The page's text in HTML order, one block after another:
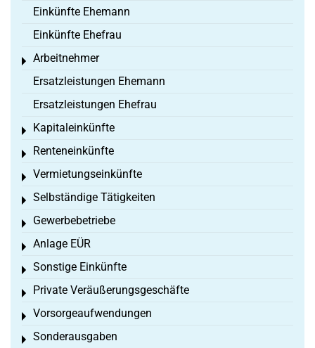
Einkünfte Ehemann
Einkünfte Ehefrau
Arbeitnehmer
Toggle menu
Ersatzleistungen Ehemann
Ersatzleistungen Ehefrau
Kapitaleinkünfte
Toggle menu
Renteneinkünfte
Toggle menu
Vermietungseinkünfte
Toggle menu
Selbständige Tätigkeiten
Toggle menu
Gewerbebetriebe
Toggle menu
Anlage EÜR
Toggle menu
Sonstige Einkünfte
Toggle menu
Private Veräußerungsgeschäfte
Toggle menu
Vorsorgeaufwendungen
Toggle menu
Sonderausgaben
Toggle menu